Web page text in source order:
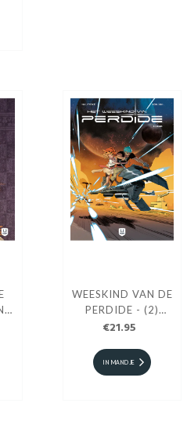
WEESKIND VAN DE
PERDIDE - (2)
SILBAD HC
€21.95
IN MANDJE